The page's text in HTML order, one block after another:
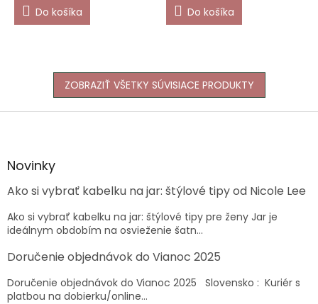
Do košíka Do košíka
ZOBRAZIŤ VŠETKY SÚVISIACE PRODUKTY
Z
äNovinky
Ako si vybrať kabelku na jar: štýlové tipy od Nicole Lee
Ako si vybrať kabelku na jar: štýlové tipy pre ženy Jar je
ideálnym obdobím na osvieženie šatn...
Doručenie objednávok do Vianoc 2025
Doručenie objednávok do Vianoc 2025 Slovensko : Kuriér s
platbou na dobierku/online...